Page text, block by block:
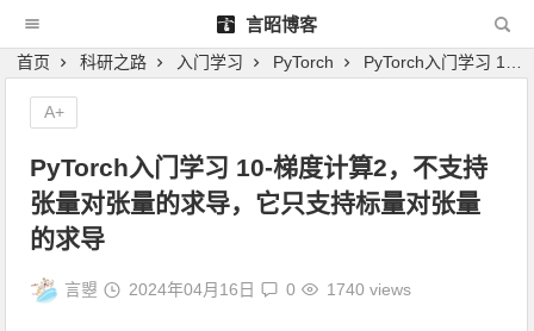
言昭博客
首页 科研之路 入门学习 PyTorch PyTorch入门学习 10-梯度计算2，不支持张量对张量的求导，它只支持标量对张量的求导
PyTorch入门学习 10-梯度计算2，不支持
张量对张量的求导，它只支持标量对张量
的求导
言曌 2024年04月16日 0 1740 views
A+